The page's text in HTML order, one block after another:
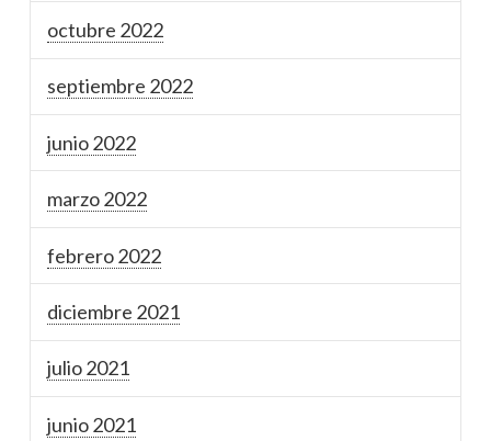
octubre 2022
septiembre 2022
junio 2022
marzo 2022
febrero 2022
diciembre 2021
julio 2021
junio 2021